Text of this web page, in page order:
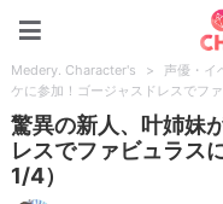
Medery. Character's > 声優・イ
ケに参加！ゴージャスドレスでフ
驚異の新人、叶姉妹
レスでファビュラス
1/4）